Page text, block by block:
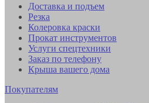
Доставка и подъем
Резка
Колеровка краски
Прокат инструментов
Услуги спецтехники
Заказ по телефону
Крыша вашего дома
Покупателям